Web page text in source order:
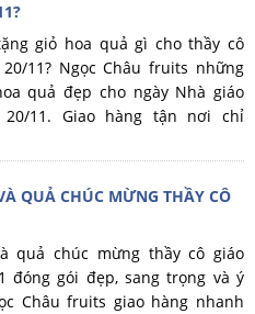
giỏ hoa quả gì cho thầy cô
11? Ngọc Châu fruits những
quả đẹp cho ngày Nhà giáo
20/11. Giao hàng tận nơi chỉ
QUẢ CHÚC MỪNG THẦY CÔ
quả chúc mừng thầy cô giáo
đóng gói đẹp, sang trọng và ý
Châu fruits giao hàng nhanh